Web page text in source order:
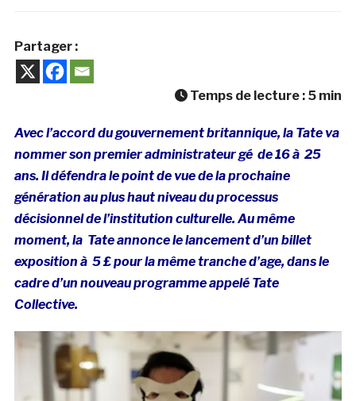
Partager :
Temps de lecture : 5 min
Avec l’accord du gouvernement britannique, la Tate va
nommer son premier administrateur gé de 16 à 25
ans. Il défendra le point de vue de la prochaine
génération au plus haut niveau du processus
décisionnel de l’institution culturelle. Au même
moment, la Tate annonce le lancement d’un billet
exposition à 5 £ pour la même tranche d’age, dans le
cadre d’un nouveau programme appelé Tate
Collective.